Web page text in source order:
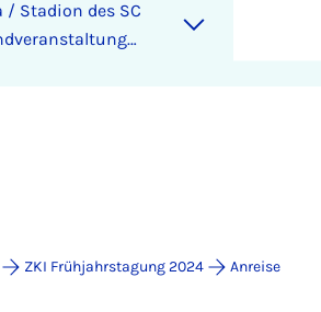
/ Sta­di­on des SC
ZKI Frühjahrstagung 2024 Anreise